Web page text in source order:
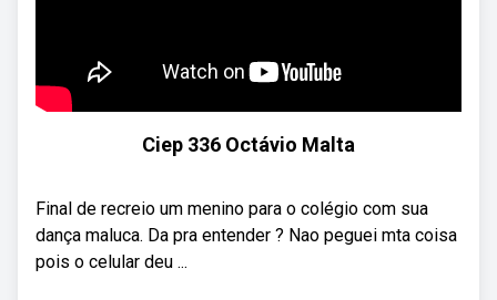
Ciep 336 Octávio Malta
Final de recreio um menino para o colégio com sua
dança maluca. Da pra entender ? Nao peguei mta coisa
pois o celular deu ...